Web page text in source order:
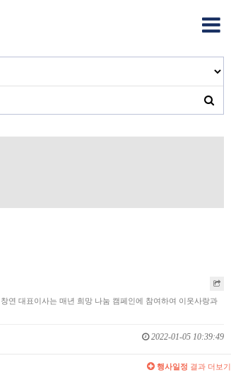
연 대표이사는 매년 희망 나눔 캠페인에 참여하여 이웃사랑과
2022-01-05 10:39:49
행사일정 결과 더보기